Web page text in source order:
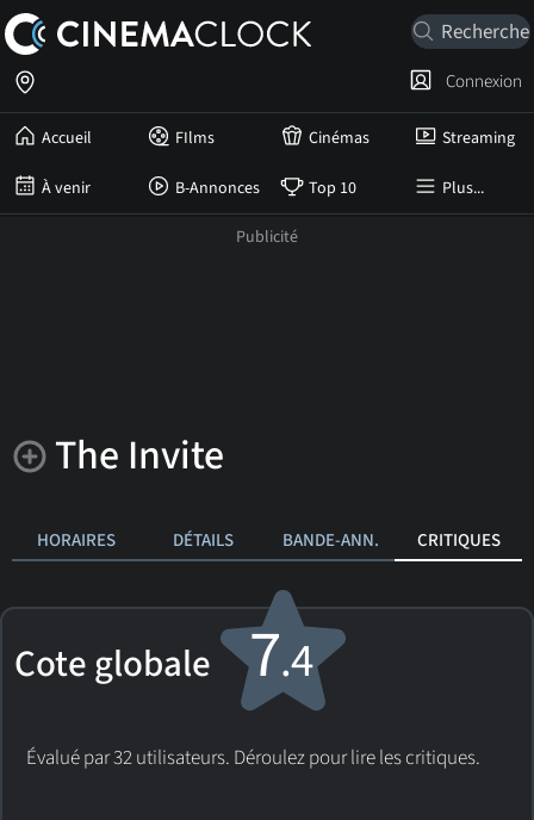
Accueil FIlms Cinémas Streaming
À venir B-Annonces Top 10 Plus...
Connexion
The Invite
HORAIRES DÉTAILS BANDE-ANN. CRITIQUES
Cote globale 7.4
Évalué par 32 utilisateurs. Déroulez pour lire les critiques.